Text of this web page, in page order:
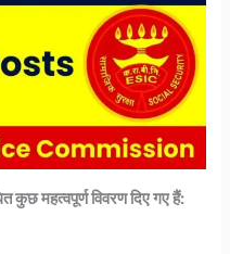
कुछ महत्वपूर्ण विवरण दिए गए हैं: